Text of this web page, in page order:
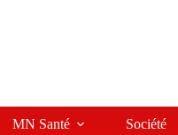
MN Santé Société